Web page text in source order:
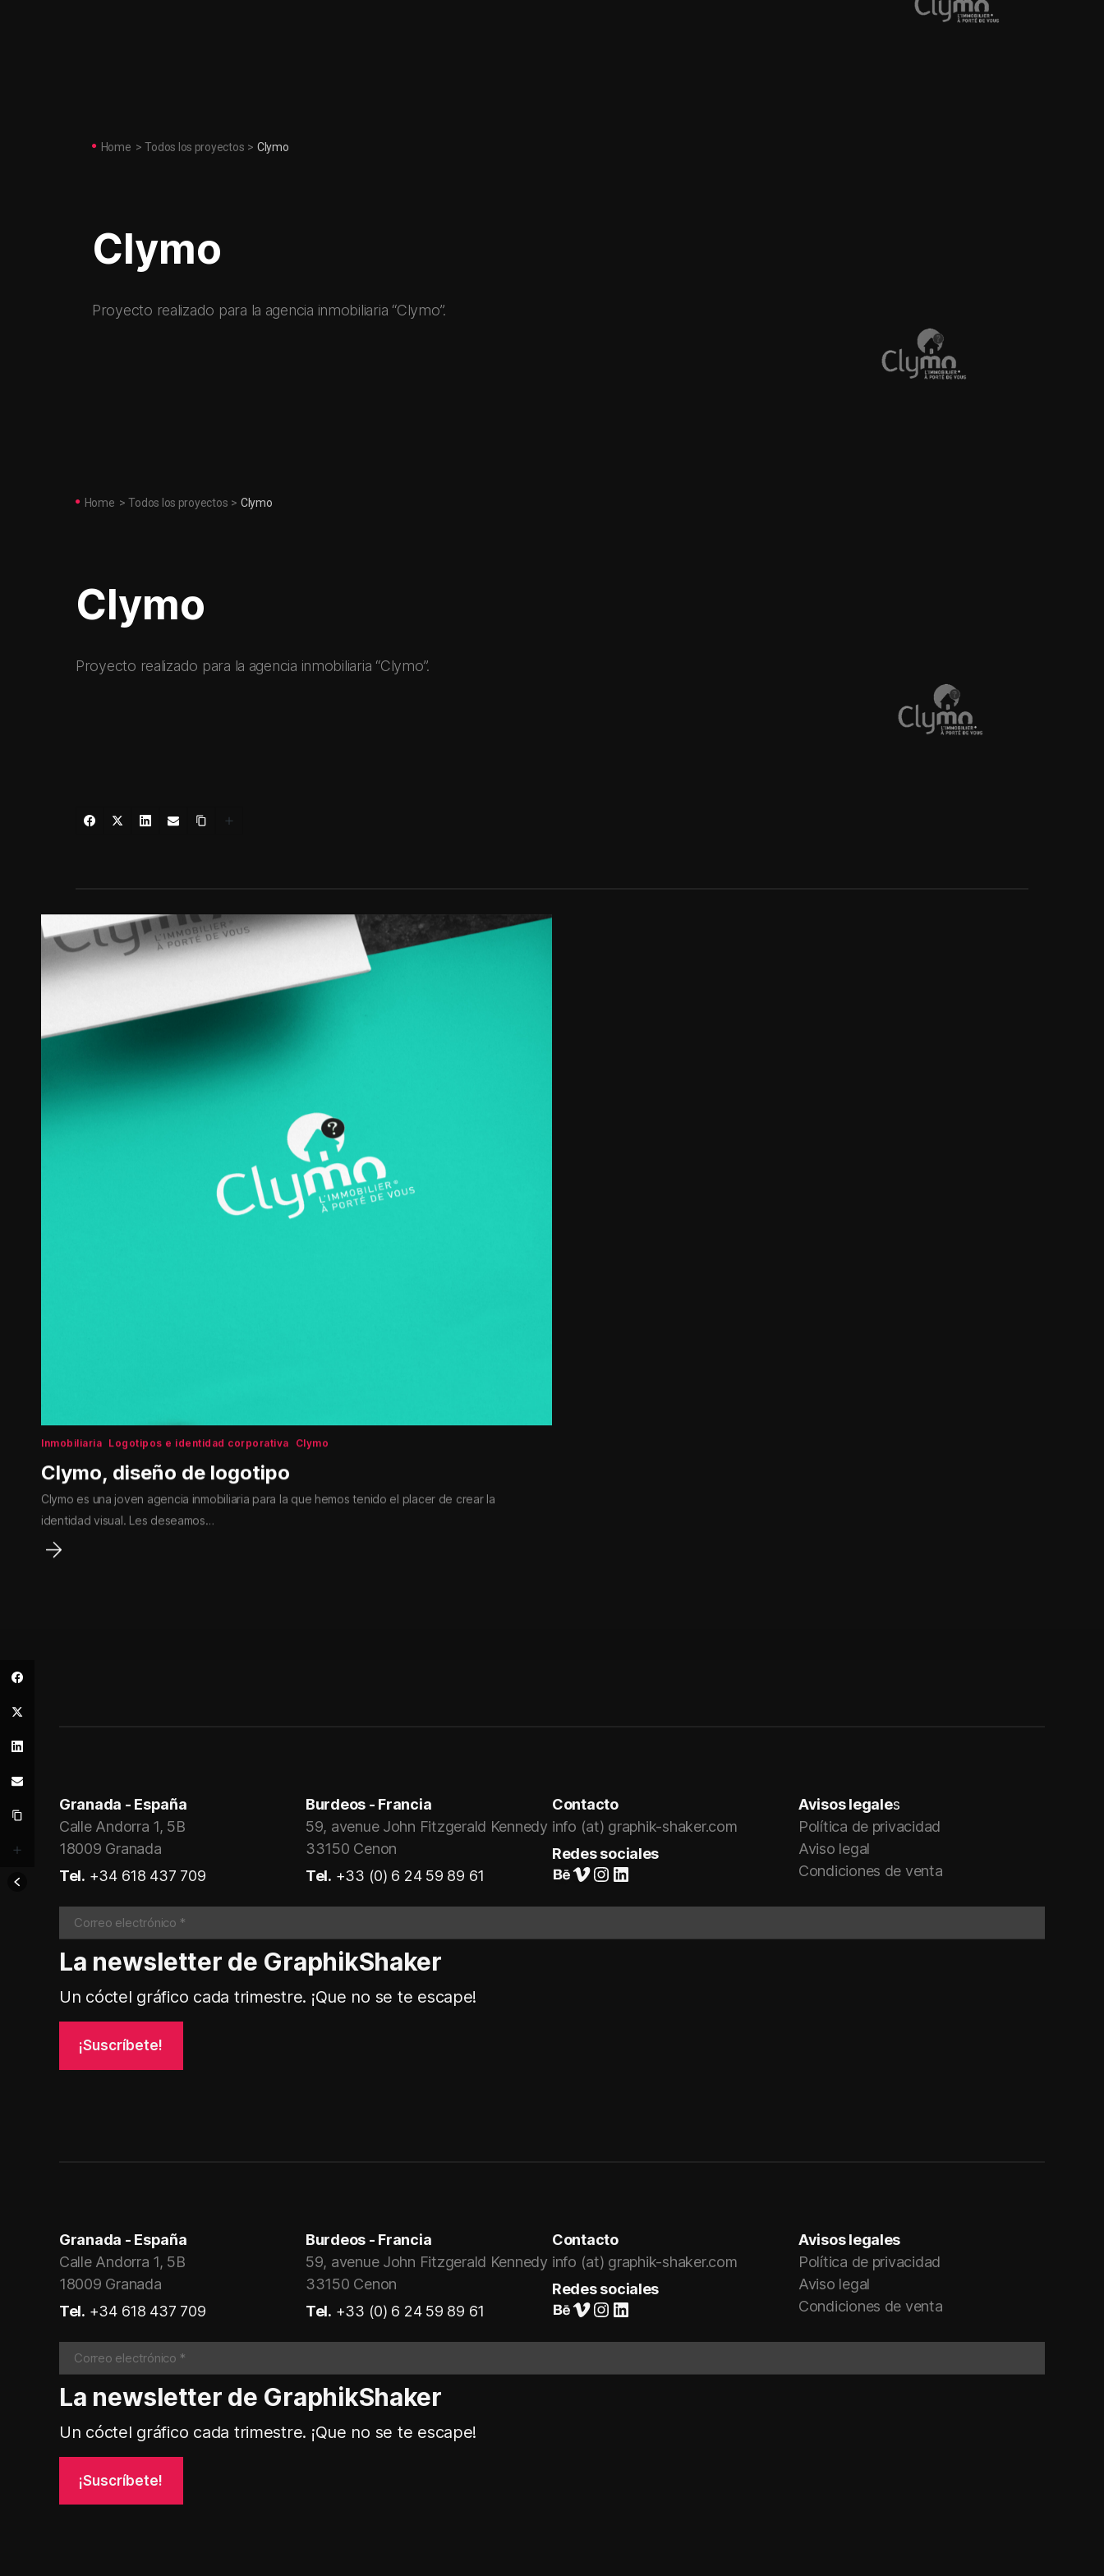
Home > Todos los proyectos > Clymo
Clymo
Proyecto realizado para la agencia inmobiliaria “Clymo”.
Home > Todos los proyectos > Clymo
Clymo
Proyecto realizado para la agencia inmobiliaria “Clymo”.
Inmobiliaria Logotipos e identidad corporativa Clymo
Clymo, diseño de logotipo
Clymo es una joven agencia inmobiliaria para la que hemos tenido el placer de crear la
identidad visual. Les deseamos…
Granada - España
Calle Andorra 1, 5B
18009 Granada
Tel. +34 618 437 709
Burdeos - Francia
59, avenue John Fitzgerald Kennedy
33150 Cenon
Tel. +33 (0) 6 24 59 89 61
Contacto
info (at) graphik-shaker.com
Redes sociales
Suivez-nous sur Behance
Vimeo
Instagram
LinkedIn
Avisos legales
Política de privacidad
Aviso legal
Condiciones de venta
La newsletter de GraphikShaker
Un cóctel gráfico cada trimestre. ¡Que no se te escape!
Granada - España
Calle Andorra 1, 5B
18009 Granada
Tel. +34 618 437 709
Burdeos - Francia
59, avenue John Fitzgerald Kennedy
33150 Cenon
Tel. +33 (0) 6 24 59 89 61
Contacto
info (at) graphik-shaker.com
Redes sociales
Suivez-nous sur Behance
Vimeo
Instagram
LinkedIn
Avisos legales
Política de privacidad
Aviso legal
Condiciones de venta
La newsletter de GraphikShaker
Un cóctel gráfico cada trimestre. ¡Que no se te escape!